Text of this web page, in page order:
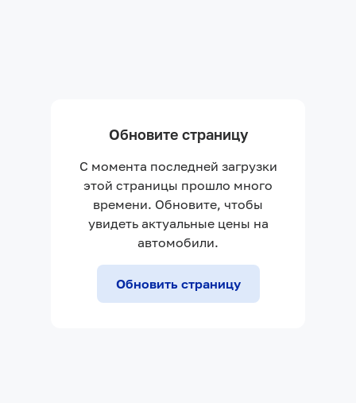
Обновите страницу
С момента последней загрузки
этой страницы прошло много
времени. Обновите, чтобы
увидеть актуальные цены на
автомобили.
Обновить страницу